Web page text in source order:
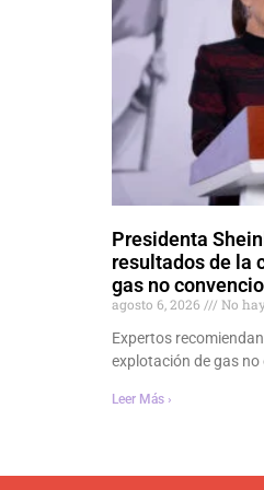
Presidenta
resultados de la
gas no
agosto 6, 2026
No
Expertos
explotación de gas
Leer Más ›